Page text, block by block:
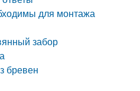
для монтажа
забор
бревен